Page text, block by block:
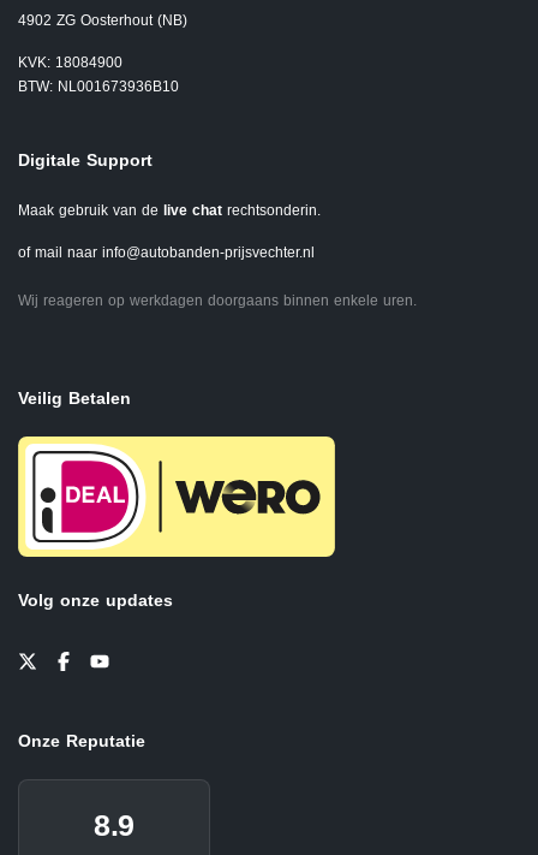
4902 ZG Oosterhout (NB)
KVK: 18084900
BTW: NL001673936B10
Digitale Support
Maak gebruik van de live chat rechtsonderin.
of mail naar info@autobanden-prijsvechter.nl
Wij reageren op werkdagen doorgaans binnen enkele uren.
Veilig Betalen
Volg onze updates
Onze Reputatie
8.9